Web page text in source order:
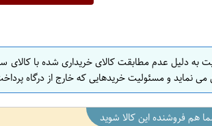
ن
ص
ف
ه
ا
به دلیل عدم مطابقت کالای خریداری شده با
و مسئولیت خریدهایی که خارج از درگاه
هم فروشنده این کالا شوید